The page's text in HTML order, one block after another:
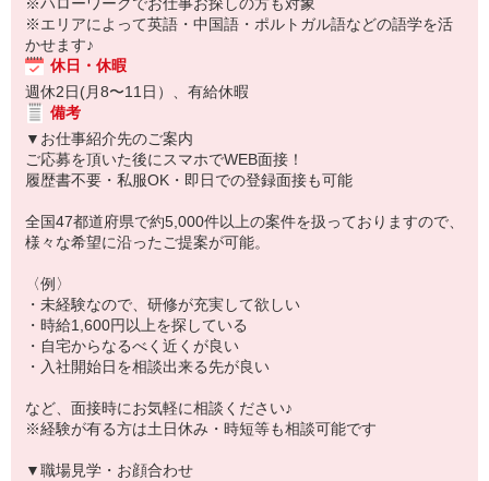
※エリアによって英語・中国語・ポルトガル語などの語学を活
かせます♪
休日・休暇
週休2日(月8〜11日）、有給休暇
備考
▼お仕事紹介先のご案内
ご応募を頂いた後にスマホでWEB面接！
履歴書不要・私服OK・即日での登録面接も可能
全国47都道府県で約5,000件以上の案件を扱っておりますので、
様々な希望に沿ったご提案が可能。
〈例〉
・未経験なので、研修が充実して欲しい
・時給1,600円以上を探している
・自宅からなるべく近くが良い
・入社開始日を相談出来る先が良い
など、面接時にお気軽に相談ください♪
※経験が有る方は土日休み・時短等も相談可能です
▼職場見学・お顔合わせ